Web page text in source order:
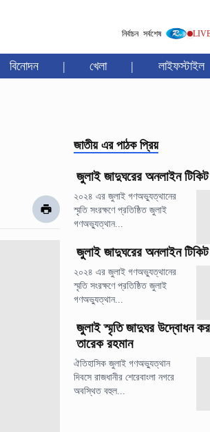
নির্বাচন সর্বশেষ
বিনোদন | খেলা | লাইফস্টাইল
জাতীয় এর পাঠক প্রিয়
জুলাই জাদুঘরের অনলাইন টিকিট
২০২৪ এর জুলাই গণঅভ্যুত্থানের
স্মৃতি সংরক্ষণে প্রতিষ্ঠিত জুলাই
গণঅভ্যুত্থান...
জুলাই জাদুঘরের অনলাইন টিকিট
২০২৪ এর জুলাই গণঅভ্যুত্থানের
স্মৃতি সংরক্ষণে প্রতিষ্ঠিত জুলাই
গণঅভ্যুত্থান...
জুলাই স্মৃতি জাদুঘর উদ্বোধন
তারেক রহমান
ঐতিহাসিক জুলাই গণঅভ্যুত্থান
দিবসে রাজধানীর শেরেবাংলা নগরে
অবস্থিত বহুল...